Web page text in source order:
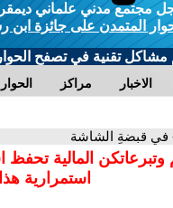
مجتمع مدني علماني
المتمدن على جائزة ابن
مشاكل تقنية في تصفح
مراكز الاخبار
في قبضةِ الشاشة
وتبرعاتكن المالية
استمرارية